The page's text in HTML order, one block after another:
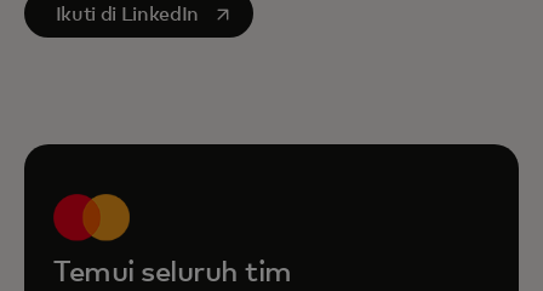
Ikuti di LinkedIn
opens in a new tab
Temui seluruh tim